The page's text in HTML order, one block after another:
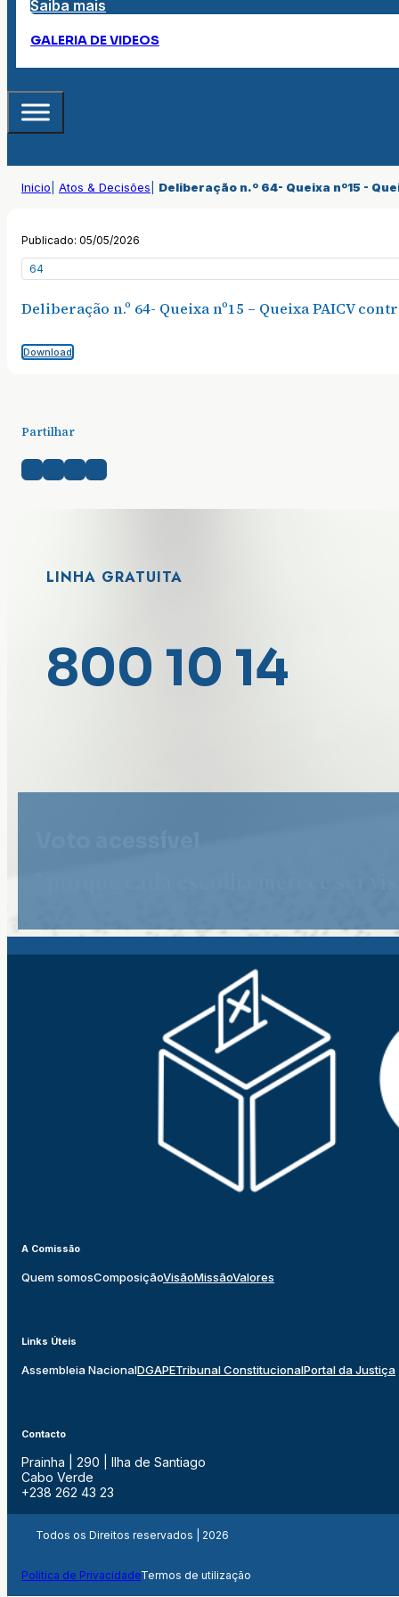
Saiba mais
GALERIA DE VIDEOS
Inicio Atos & Decisões Deliberação n.º 64- Queixa nº15 -
Publicado: 05/05/2026
64
Deliberação n.º 64- Queixa nº15 – Queixa PAICV
Download
Partilhar
LINHA GRATUITA
800 10 14
A Comissão
Quem somosComposiçãoVisãoMissãoValores
Links Úteis
Assembleia NacionalDGAPETribunal ConstitucionalPortal da Justiça
Contacto
Prainha | 290 | Ilha de Santiago
Cabo Verde
+238 262 43 23
Todos os Direitos reservados | 2026
Politica de PrivacidadeTermos de utilização